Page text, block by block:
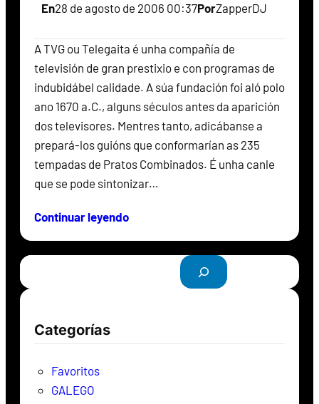
En28 de agosto de 2006 00:37PorZapperDJ
A TVG ou Telegaita é unha compañía de
televisión de gran prestixio e con programas de
indubidábel calidade. A súa fundación foi aló polo
ano 1670 a.C., alguns séculos antes da aparición
dos televisores. Mentres tanto, adicábanse a
prepará-los guións que conformarían as 235
tempadas de Pratos Combinados. É unha canle
que se pode sintonizar…
Continuar leyendo
B
u
s
Categorías
Favoritos
GALEGO